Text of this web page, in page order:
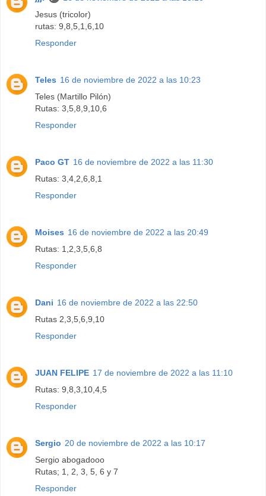
Jesus (tricolor)
rutas: 9,8,5,1,6,10
Responder
Teles 16 de noviembre de 2022 a las 10:23
Teles (Martillo Pilón)
Rutas: 3,5,8,9,10,6
Responder
Paco GT 16 de noviembre de 2022 a las 11:30
Rutas: 3,4,2,6,8,1
Responder
Moises 16 de noviembre de 2022 a las 20:49
Rutas: 1,2,3,5,6,8
Responder
Dani 16 de noviembre de 2022 a las 22:50
Rutas 2,3,5,6,9,10
Responder
JUAN FELIPE 17 de noviembre de 2022 a las 11:10
Rutas: 9,8,3,10,4,5
Responder
Sergio 20 de noviembre de 2022 a las 10:17
Sergio abogadooo
Rutas; 1, 2, 3, 5, 6 y 7
Responder